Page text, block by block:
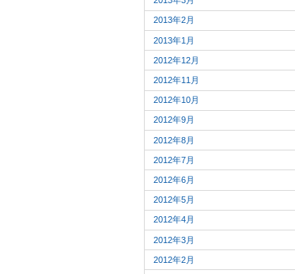
2013年2月
2013年1月
2012年12月
2012年11月
2012年10月
2012年9月
2012年8月
2012年7月
2012年6月
2012年5月
2012年4月
2012年3月
2012年2月